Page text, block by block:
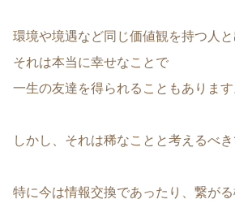
環境や境遇など同じ価値観を持つ人
それは本当に幸せなことで
一生の友達を得られることもあります
しかし、それは稀なことと考えるべき
特に今は情報交換であったり、繋が